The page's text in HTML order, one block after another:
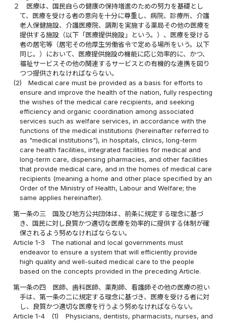
２
医療は、国民自らの健康の保持増進のための努力を基礎とし
て、医療を受ける者の意向を十分に尊重し、病院、診療所、介護
老人保健施設、介護医療院、調剤を実施する薬局その他の医療を
提供する施設（以下「医療提供施設」という。）、医療を受ける
者の居宅等（居宅その他厚生労働省令で定める場所をいう。以下
同じ。）において、医療提供施設の機能に応じ効率的に、かつ、
福祉サービスその他の関連するサービスとの有機的な連携を図り
つつ提供されなければならない。
(2)
Medical care must be provided as a basis for efforts to
ensure and improve the health of the nation, fully respecting
the wishes of the medical care recipients, and seeking
efficiency and organic coordination among associated
services such as welfare services, in accordance with the
functions of the medical institutions (hereinafter referred to
as "medical institutions"), in hospitals, clinics, long-term
care health facilities, integrated facilities for medical and
long-term care, dispensing pharmacies, and other facilities
that provide medical care, and in the homes of medical care
recipients (meaning a home and other place specified by an
Order of the Ministry of Health, Labour and Welfare; the
same applies hereinafter).
第一条の三
国及び地方公共団体は、前条に規定する理念に基づ
き、国民に対し良質かつ適切な医療を効率的に提供する体制が確
保されるよう努めなければならない。
Article 1-3
The national and local governments must
endeavor to ensure a system that will efficiently provide
high quality and well-suited medical care to the people
based on the concepts provided in the preceding Article.
第一条の四
医師、歯科医師、薬剤師、看護師その他の医療の担い
手は、第一条の二に規定する理念に基づき、医療を受ける者に対
し、良質かつ適切な医療を行うよう努めなければならない。
Article 1-4
(1)
Physicians, dentists, pharmacists, nurses, and